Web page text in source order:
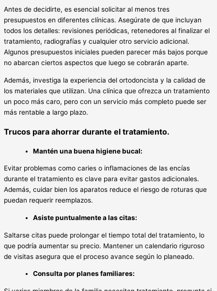
Antes de decidirte, es esencial solicitar al menos tres
presupuestos en diferentes clínicas. Asegúrate de que incluyan
todos los detalles: revisiones periódicas, retenedores al finalizar el
tratamiento, radiografías y cualquier otro servicio adicional.
Algunos presupuestos iniciales pueden parecer más bajos porque
no abarcan ciertos aspectos que luego se cobrarán aparte.
Además, investiga la experiencia del ortodoncista y la calidad de
los materiales que utilizan. Una clínica que ofrezca un tratamiento
un poco más caro, pero con un servicio más completo puede ser
más rentable a largo plazo.
Trucos para ahorrar durante el tratamiento.
Mantén una buena higiene bucal:
Evitar problemas como caries o inflamaciones de las encías
durante el tratamiento es clave para evitar gastos adicionales.
Además, cuidar bien los aparatos reduce el riesgo de roturas que
puedan requerir reemplazos.
Asiste puntualmente a las citas:
Saltarse citas puede prolongar el tiempo total del tratamiento, lo
que podría aumentar su precio. Mantener un calendario riguroso
de visitas asegura que el proceso avance según lo planeado.
Consulta por planes familiares: